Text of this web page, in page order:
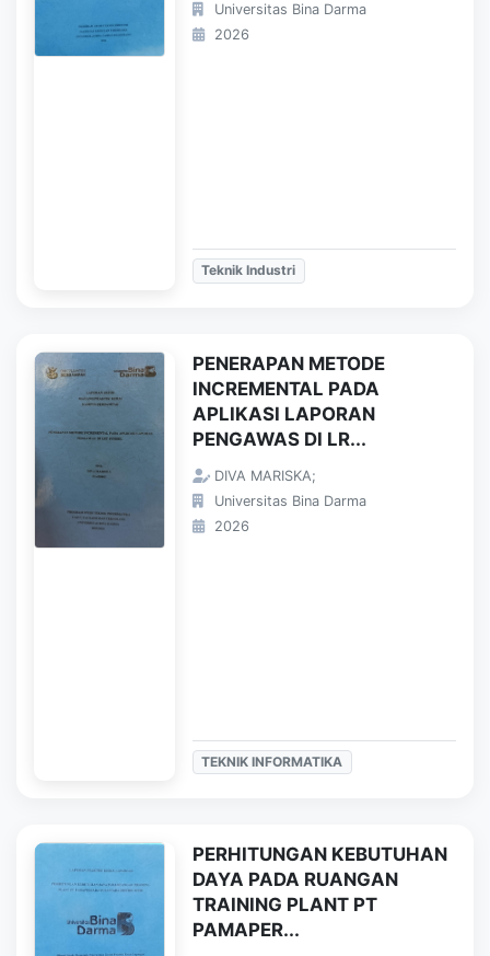
Universitas Bina Darma
2026
Teknik Industri
PENERAPAN METODE
INCREMENTAL PADA
APLIKASI LAPORAN
PENGAWAS DI LR...
DIVA MARISKA;
Universitas Bina Darma
2026
TEKNIK INFORMATIKA
PERHITUNGAN KEBUTUHAN
DAYA PADA RUANGAN
TRAINING PLANT PT
PAMAPER...